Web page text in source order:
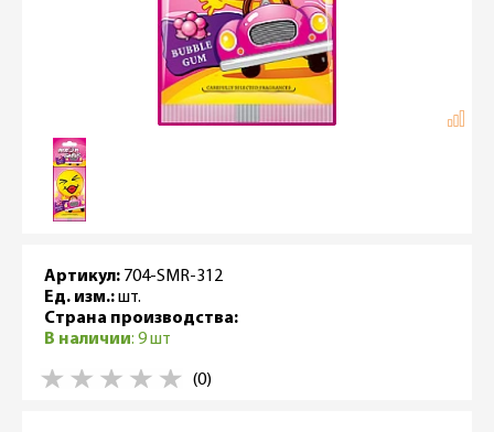
Артикул: 704-SMR-312
Ед. изм.:шт.
Страна производства:
В наличии: 9 шт
(0)